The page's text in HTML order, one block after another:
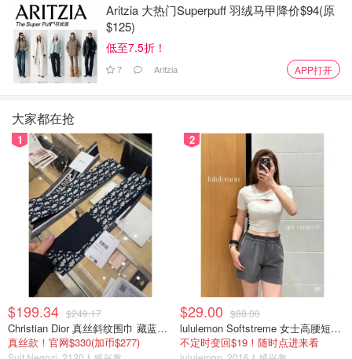
Aritzia 大热门Superpuff 羽绒马甲降价$94(原
$125)
低至7.5折！
7 Aritzia APP打开
大家都在抢
1
$199.34 $249.17
Christian Dior 真丝斜纹围巾 藏蓝米色
真丝款！官网$330(加币$277)
2
$29.00 $88.00
lululemon Softstreme 女士高腰短裤 10cm
不定时变回$19！随时点进来看